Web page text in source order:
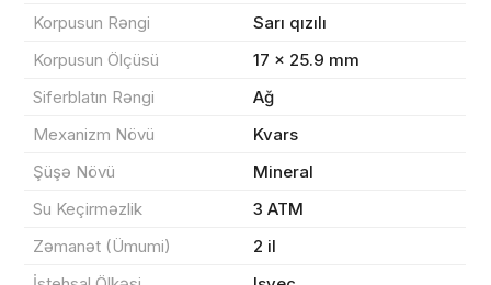
Korpusun Rəngi
Sarı qızılı
Korpusun Ölçüsü
17 × 25.9 mm
Siferblatın Rəngi
Ağ
Mexanizm Növü
Kvars
Şüşə Növü
Mineral
Su Keçirməzlik
3 ATM
Zəmanət (Ümumi)
2 il
Çatdırılma
Sifarişi rəsmiləşdir